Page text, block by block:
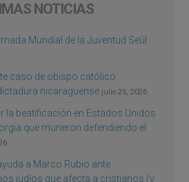
NOTICIAS
Mundial de la Juventud Seúl
caso de obispo católico
nicaragüense julio 25, 2026
la beatificación en Estados Unidos
que murieron defendiendo el
a Marco Rubio ante
judíos que afecta a cristianos (y